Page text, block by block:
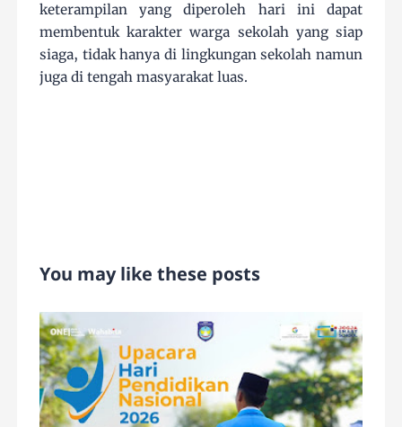
keterampilan yang diperoleh hari ini dapat
membentuk karakter warga sekolah yang siap
siaga, tidak hanya di lingkungan sekolah namun
juga di tengah masyarakat luas.
You may like these posts